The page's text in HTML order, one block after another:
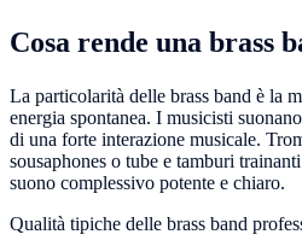
Cosa rende una brass
La particolarità delle brass band è la
energia spontanea. I musicisti
di una forte interazione musicale.
sousaphones o tube e tamburi
suono complessivo potente e chiaro.
Qualità tipiche delle brass band